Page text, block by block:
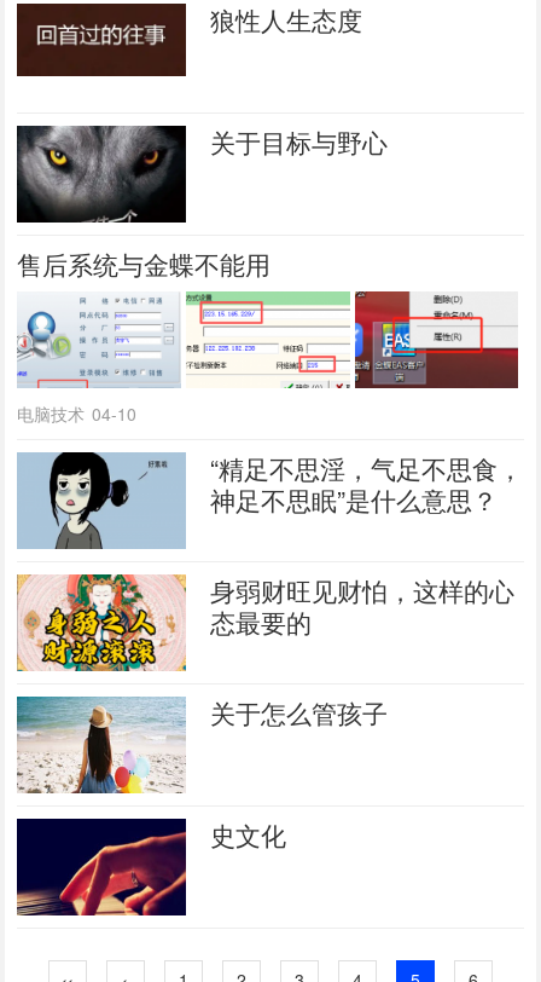
狼性人生态度
关于目标与野心
售后系统与金蝶不能用
电脑技术 04-10
“精足不思淫，气足不思食，
神足不思眠”是什么意思？
身弱财旺见财怕，这样的心
态最要的
关于怎么管孩子
史文化